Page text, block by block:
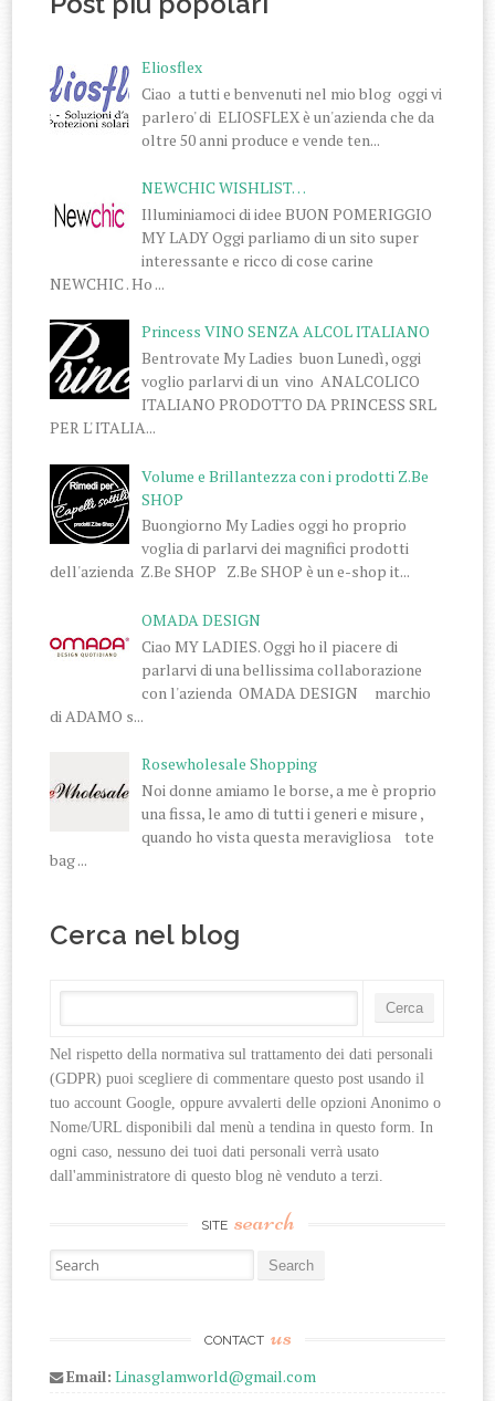
Eliosflex
Ciao a tutti e benvenuti nel mio blog oggi vi
parlero' di ELIOSFLEX è un'azienda che da
oltre 50 anni produce e vende ten...
NEWCHIC WISHLIST…
Illuminiamoci di idee BUON POMERIGGIO
MY LADY Oggi parliamo di un sito super
interessante e ricco di cose carine
NEWCHIC . Ho ...
Princess VINO SENZA ALCOL ITALIANO
Bentrovate My Ladies buon Lunedì, oggi
voglio parlarvi di un vino ANALCOLICO
ITALIANO PRODOTTO DA PRINCESS SRL
PER L' ITALIA...
Volume e Brillantezza con i prodotti Z.Be
SHOP
Buongiorno My Ladies oggi ho proprio
voglia di parlarvi dei magnifici prodotti
dell'azienda Z.Be SHOP Z.Be SHOP è un e-shop it...
OMADA DESIGN
Ciao MY LADIES. Oggi ho il piacere di
parlarvi di una bellissima collaborazione
con l'azienda OMADA DESIGN marchio
di ADAMO s...
Rosewholesale Shopping
Noi donne amiamo le borse, a me è proprio
una fissa, le amo di tutti i generi e misure ,
quando ho vista questa meravigliosa tote
bag ...
Cerca nel blog
Nel rispetto della normativa sul trattamento dei dati personali
(GDPR) puoi scegliere di commentare questo post usando il
tuo account Google, oppure avvalerti delle opzioni Anonimo o
Nome/URL disponibili dal menù a tendina in questo form. In
ogni caso, nessuno dei tuoi dati personali verrà usato
dall'amministratore di questo blog nè venduto a terzi.
SITE search
Search for:
CONTACT us
Email: Linasglamworld@gmail.com